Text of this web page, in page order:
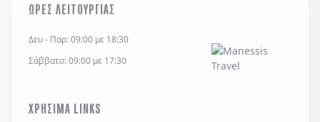
ΩΡΕΣ ΛΕΙΤΟΥΡΓΙΑΣ
Δευ - Παρ: 09:00 με 18:30
Σάββατο: 09:00 με 17:30
ΧΡΗΣΙΜΑ LINKS